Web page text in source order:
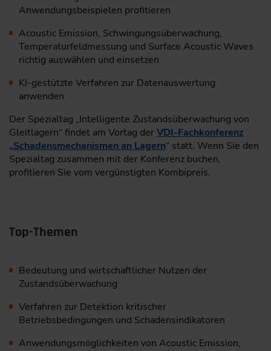
Anwendungsbeispielen profitieren
Acoustic Emission, Schwingungsüberwachung,
Temperaturfeldmessung und Surface Acoustic Waves
richtig auswählen und einsetzen
KI-gestützte Verfahren zur Datenauswertung
anwenden
Der Spezialtag „Intelligente Zustandsüberwachung von
Gleitlagern“ findet am Vortag derVDI-Fachkonferenz
„Schadensmechanismen an Lagern“ statt. Wenn Sie den
Spezialtag zusammen mit der Konferenz buchen,
profitieren Sie vom vergünstigten Kombipreis.
Top-Themen
Bedeutung und wirtschaftlicher Nutzen der
Zustandsüberwachung
Verfahren zur Detektion kritischer
Betriebsbedingungen und Schadensindikatoren
Anwendungsmöglichkeiten von Acoustic Emission,